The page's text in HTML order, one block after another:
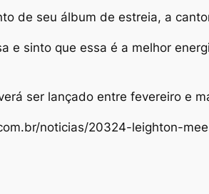
de seu álbum de estreia, a
e sinto que essa é a melhor
ser lançado entre fevereiro e
noticias/20324-leighton-